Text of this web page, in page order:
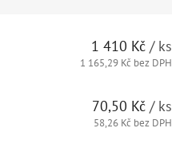
1 410 Kč / ks
1 165,29 Kč bez DPH
70,50 Kč / ks
58,26 Kč bez DPH